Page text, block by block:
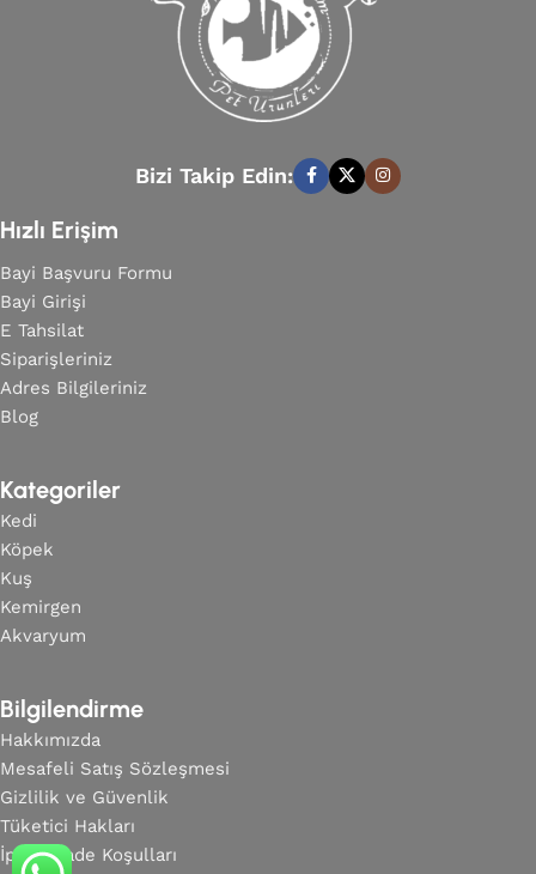
Bizi Takip Edin:
Hızlı Erişim
Bayi Başvuru Formu
Bayi Girişi
E Tahsilat
Siparişleriniz
Adres Bilgileriniz
Blog
Kategoriler
Kedi
Köpek
Kuş
Kemirgen
Akvaryum
Bilgilendirme
Hakkımızda
Mesafeli Satış Sözleşmesi
Gizlilik ve Güvenlik
Tüketici Hakları
İptal & İade Koşulları